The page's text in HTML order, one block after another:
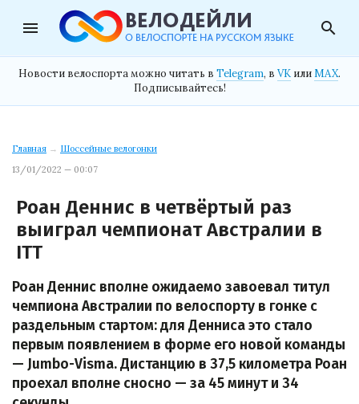
menu search
Новости велоспорта можно читать в Telegram, в VK илиMAX.
Подписывайтесь!
Главная → Шоссейные велогонки
13/01/2022 — 00:07
Роан Деннис в четвёртый раз
выиграл чемпионат Австралии в
ITT
Роан Деннис вполне ожидаемо завоевал титул
чемпиона Австралии по велоспорту в гонке с
раздельным стартом: для Денниса это стало
первым появлением в форме его новой команды
— Jumbo-Visma. Дистанцию в 37,5 километра Роан
проехал вполне сносно — за 45 минут и 34